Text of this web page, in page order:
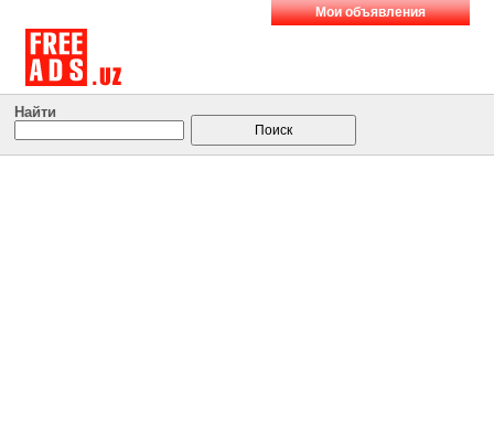
Мои объявления
Найти